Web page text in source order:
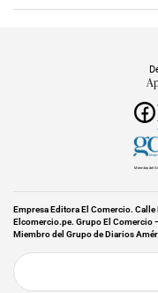
Miembro del
Empresa Editora El Comercio.
Elcomercio.pe. Grupo El Comercio
Miembro del Grupo de Diarios